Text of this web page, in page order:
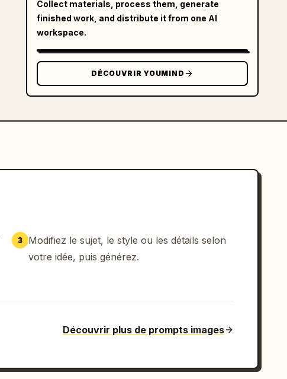
Collect materials, process them, generate
finished work, and distribute it from one AI
workspace.
DÉCOUVRIR YOUMIND
3
Modifiez le sujet, le style ou les détails selon
votre idée, puis générez.
Découvrir plus de prompts images